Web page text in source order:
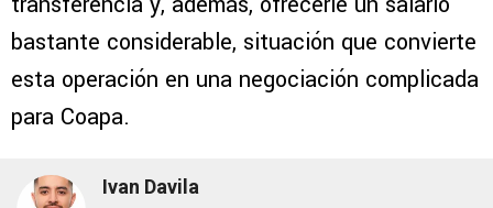
bastante considerable, situación que convierte
esta operación en una negociación complicada
para Coapa.
Ivan Davila